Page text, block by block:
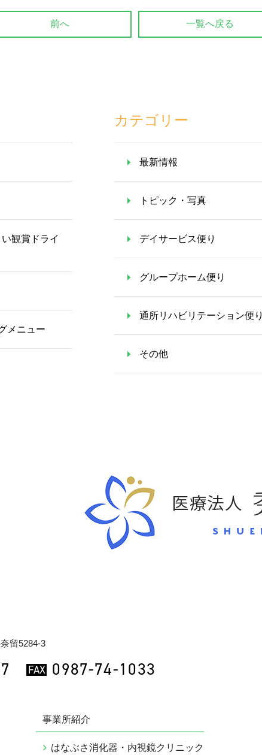
前へ 一覧へ戻る
観賞ドライ
メニュー
カテゴリー
最新情報
トピック・写真
デイサービス便り
グループホーム便り
通所リハビリテーション便り
その他
留5284-3
FAX 0987-74-1033
事業所紹介
はなぶさ消化器・内視鏡クリニック